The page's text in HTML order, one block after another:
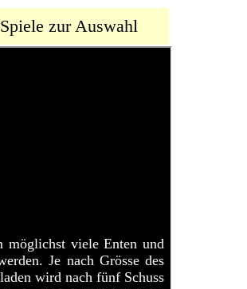
Spiele zur Auswahl